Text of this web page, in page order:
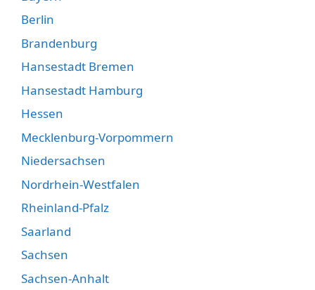
Berlin
Brandenburg
Hansestadt Bremen
Hansestadt Hamburg
Hessen
Mecklenburg-Vorpommern
Niedersachsen
Nordrhein-Westfalen
Rheinland-Pfalz
Saarland
Sachsen
Sachsen-Anhalt